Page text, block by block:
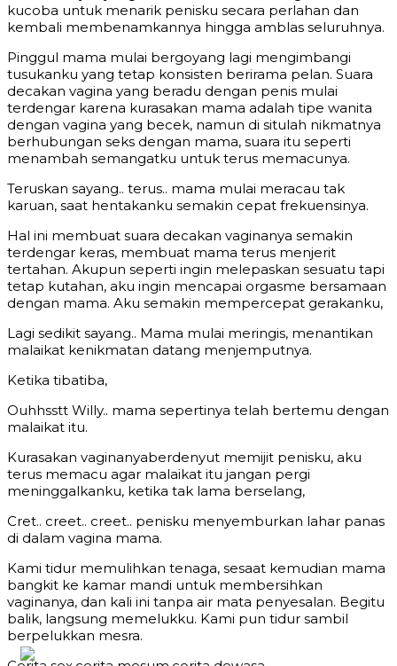
kucoba untuk menarik penisku secara perlahan dan
kembali membenamkannya hingga amblas seluruhnya.
Pinggul mama mulai bergoyang lagi mengimbangi
tusukanku yang tetap konsisten berirama pelan. Suara
decakan vagina yang beradu dengan penis mulai
terdengar karena kurasakan mama adalah tipe wanita
dengan vagina yang becek, namun di situlah nikmatnya
berhubungan seks dengan mama, suara itu seperti
menambah semangatku untuk terus memacunya.
Teruskan sayang.. terus.. mama mulai meracau tak
karuan, saat hentakanku semakin cepat frekuensinya.
Hal ini membuat suara decakan vaginanya semakin
terdengar keras, membuat mama terus menjerit
tertahan. Akupun seperti ingin melepaskan sesuatu tapi
tetap kutahan, aku ingin mencapai orgasme bersamaan
dengan mama. Aku semakin mempercepat gerakanku,
Lagi sedikit sayang.. Mama mulai meringis, menantikan
malaikat kenikmatan datang menjemputnya.
Ketika tibatiba,
Ouhhsstt Willy.. mama sepertinya telah bertemu dengan
malaikat itu.
Kurasakan vaginanyaberdenyut memijit penisku, aku
terus memacu agar malaikat itu jangan pergi
meninggalkanku, ketika tak lama berselang,
Cret.. creet.. creet.. penisku menyemburkan lahar panas
di dalam vagina mama.
Kami tidur memulihkan tenaga, sesaat kemudian mama
bangkit ke kamar mandi untuk membersihkan
vaginanya, dan kali ini tanpa air mata penyesalan. Begitu
balik, langsung memelukku. Kami pun tidur sambil
berpelukkan mesra.